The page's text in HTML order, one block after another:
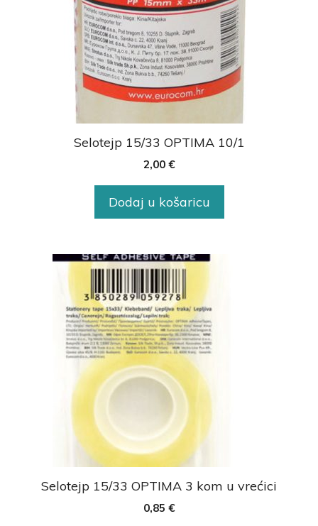
Selotejp 15/33 OPTIMA 10/1
2,00 €
Dodaj u košaricu
Selotejp 15/33 OPTIMA 3 kom u vrećici
0,85 €